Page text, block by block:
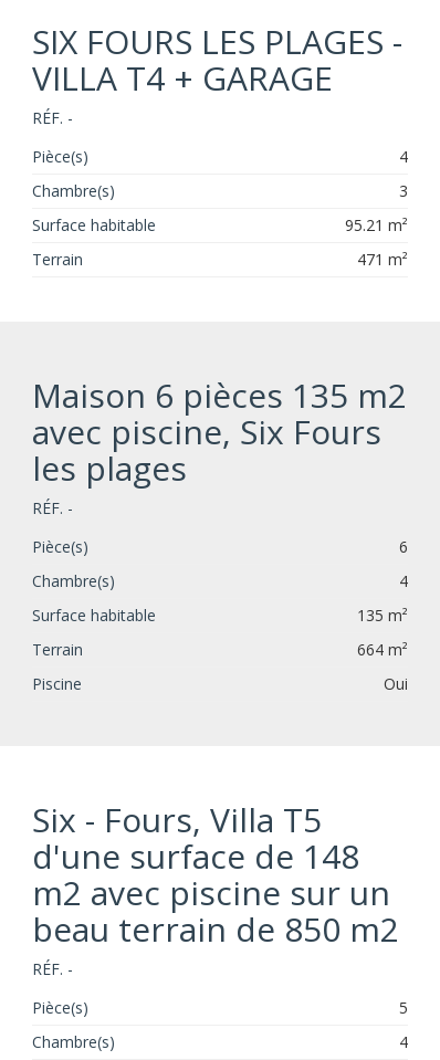
SIX FOURS LES PLAGES -
VILLA T4 + GARAGE
RÉF. -
Pièce(s)
4
Chambre(s)
3
Surface habitable
95.21 m²
Terrain
471 m²
Maison 6 pièces 135 m2
avec piscine, Six Fours
les plages
RÉF. -
Pièce(s)
6
Chambre(s)
4
Surface habitable
135 m²
Terrain
664 m²
Piscine
Oui
Six - Fours, Villa T5
d'une surface de 148
m2 avec piscine sur un
beau terrain de 850 m2
RÉF. -
Pièce(s)
5
Chambre(s)
4